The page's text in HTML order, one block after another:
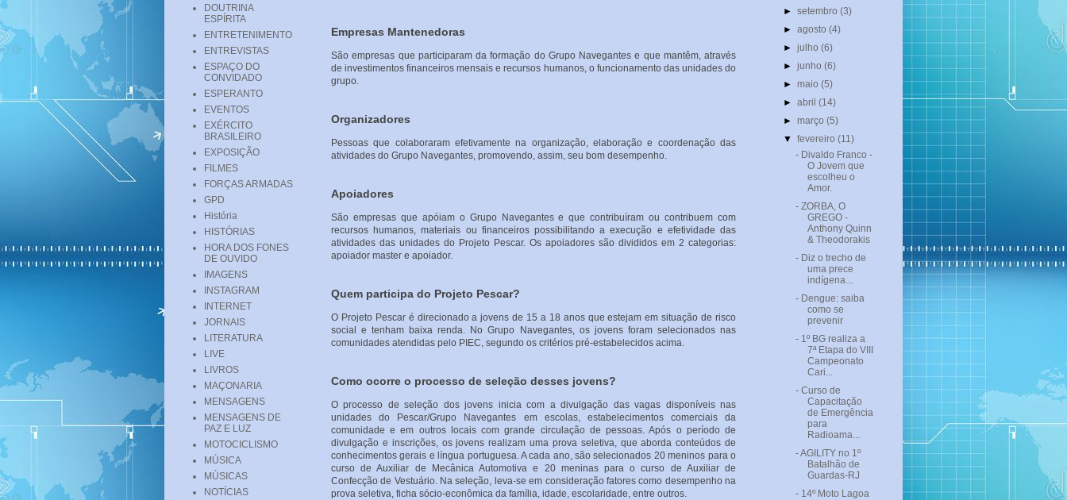
Empresas Mantenedoras
São empresas que participaram da formação do Grupo Navegantes e que mantêm, através
de investimentos financeiros mensais e recursos humanos, o funcionamento das unidades do
grupo.
Organizadores
Pessoas que colaboraram efetivamente na organização, elaboração e coordenação das
atividades do Grupo Navegantes, promovendo, assim, seu bom desempenho.
Apoiadores
São empresas que apóiam o Grupo Navegantes e que contribuíram ou contribuem com
recursos humanos, materiais ou financeiros possibilitando a execução e efetividade das
atividades das unidades do Projeto Pescar. Os apoiadores são divididos em 2 categorias:
apoiador master e apoiador.
Quem participa do Projeto Pescar?
O Projeto Pescar é direcionado a jovens de 15 a 18 anos que estejam em situação de risco
social e tenham baixa renda. No Grupo Navegantes, os jovens foram selecionados nas
comunidades atendidas pelo PIEC, segundo os critérios pré-estabelecidos acima.
Como ocorre o processo de seleção desses jovens?
O processo de seleção dos jovens inicia com a divulgação das vagas disponíveis nas
unidades do Pescar/Grupo Navegantes em escolas, estabelecimentos comerciais da
comunidade e em outros locais com grande circulação de pessoas. Após o período de
divulgação e inscrições, os jovens realizam uma prova seletiva, que aborda conteúdos de
conhecimentos gerais e língua portuguesa. A cada ano, são selecionados 20 meninos para o
curso de Auxiliar de Mecânica Automotiva e 20 meninas para o curso de Auxiliar de
Confecção de Vestuário. Na seleção, leva-se em consideração fatores como desempenho na
prova seletiva, ficha sócio-econômica da família, idade, escolaridade, entre outros.
DOUTRINA
ESPÍRITA
ENTRETENIMENTO
ENTREVISTAS
ESPAÇO DO
CONVIDADO
ESPERANTO
EVENTOS
EXÉRCITO
BRASILEIRO
EXPOSIÇÃO
FILMES
FORÇAS ARMADAS
GPD
História
HISTÓRIAS
HORA DOS FONES
DE OUVIDO
IMAGENS
INSTAGRAM
INTERNET
JORNAIS
LITERATURA
LIVE
LIVROS
MAÇONARIA
MENSAGENS
MENSAGENS DE
PAZ E LUZ
MOTOCICLISMO
MÚSICA
MÚSICAS
NOTÍCIAS
►setembro(3)
►agosto(4)
►julho(6)
►junho(6)
►maio(5)
►abril(14)
►março(5)
▼fevereiro(11)
- Divaldo Franco -
O Jovem que
escolheu o
Amor.
- ZORBA, O
GREGO -
Anthony Quinn
& Theodorakis
- Diz o trecho de
uma prece
indígena...
- Dengue: saiba
como se
prevenir
- 1º BG realiza a
7ª Etapa do VIII
Campeonato
Cari...
- Curso de
Capacitação
de Emergência
para
Radioama...
- AGILITY no 1º
Batalhão de
Guardas-RJ
- 14º Moto Lagoa